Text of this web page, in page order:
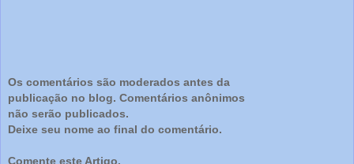
Os comentários são moderados antes da
publicação no blog. Comentários anônimos
não serão publicados.
Deixe seu nome ao final do comentário.
Comente este Artigo.